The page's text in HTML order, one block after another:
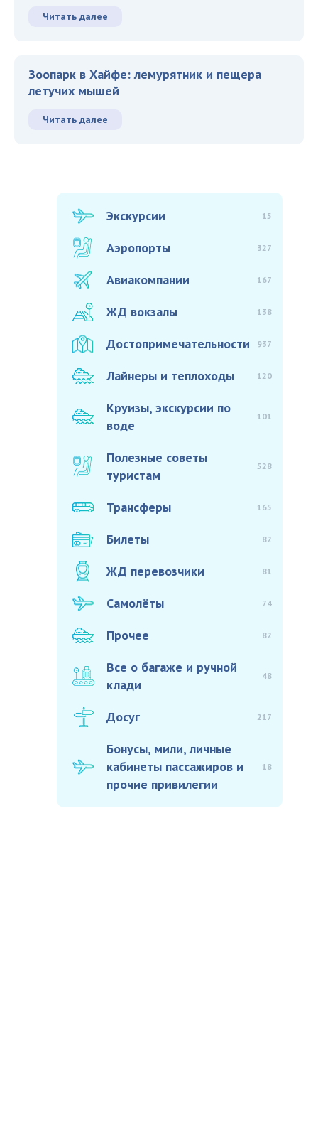
Читать далее
Зоопарк в Хайфе: лемурятник и пещера
летучих мышей
Читать далее
Экскурсии 15
Аэропорты 327
Авиакомпании 167
ЖД вокзалы 138
Достопримечательности 937
Лайнеры и теплоходы 120
Круизы, экскурсии по
воде
101
Полезные советы
туристам
528
Трансферы 165
Билеты 82
ЖД перевозчики 81
Самолёты 74
Прочее 82
Все о багаже и ручной
клади
48
Досуг 217
Бонусы, мили, личные
кабинеты пассажиров и
прочие привилегии
18